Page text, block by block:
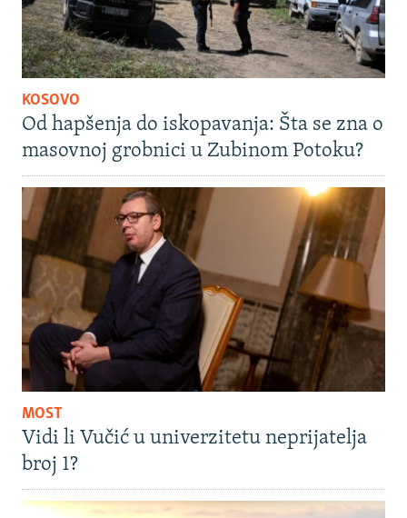
KOSOVO
Od hapšenja do iskopavanja: Šta se zna o
masovnoj grobnici u Zubinom Potoku?
MOST
Vidi li Vučić u univerzitetu neprijatelja
broj 1?